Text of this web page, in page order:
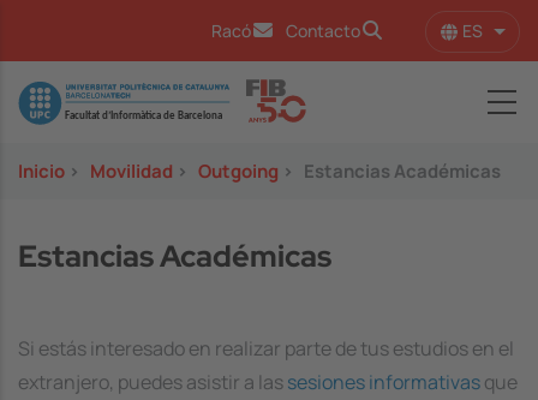
Racó Contacto ES
Image
Inicio > Movilidad > Outgoing > Estancias Académicas
Estancias Académicas
Si estás interesado en realizar parte de tus estudios en el
extranjero, puedes asistir a lassesiones informativasque